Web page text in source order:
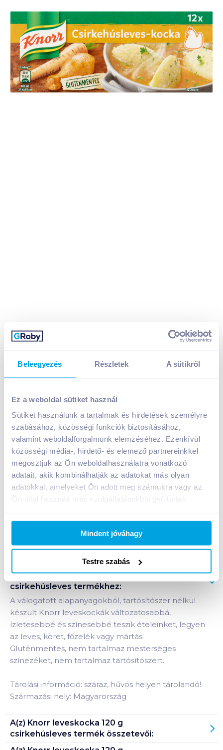
Beleegyezés Részletek A sütikről
Ez a weboldal sütiket használ
Sütiket használunk a tartalmak és hirdetések személyre
szabásához, közösségi funkciók biztosításához,
valamint weboldalforgalmunk elemzéséhez. Ezenkívül
közösségi média-, hirdető- és elemező partnereinkkel
megosztjuk az Ön weboldalhasználatra vonatkozó
adatait, akik kombinálhatják az adatokat más olyan
adatokkal, amelyeket Ön adott meg számukra vagy az
Mindent jóváhagy
Testre szabás
729Ft /
Egységár: 6 075Ft /kg
Nettó eladási ár:
574 Ft / db 27% áfa)
Kosárba
A termék megszűnt
Bevásárlólistához adom Értesíts, ha olcsóbb!
Termékleírás a(z)Knorr leveskocka 120 g
csirkehúsleves termékhez:
A válogatott alapanyagokból, tartósítószer nélkül
készült Knorr leveskockák változatosabbá,
ízletesebbé és színesebbé teszik ételeinket, legyen
az leves, köret, főzelék vagy mártás.
Gluténmentes, nem tartalmaz mesterséges
színezéket, nem tartalmaz tartósítószert.
Tárolási információ: száraz, hűvös helyen tárolandó!
Származási hely: Magyarország
A(z) Knorr leveskocka 120 g
csirkehúsleves termék összetevői: